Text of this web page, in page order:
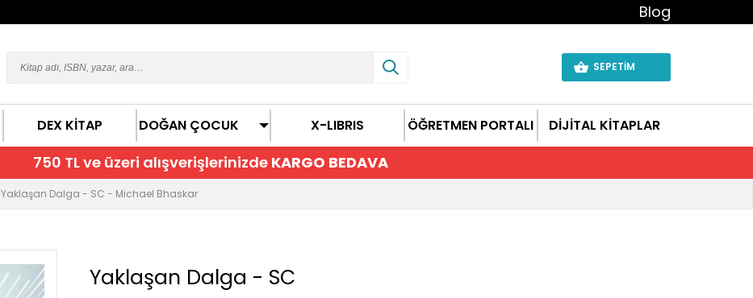
Blog
SEPETİM
DEX KİTAP DOĞAN ÇOCUK X-LIBRIS ÖĞRETMEN PORTALI DİJİTAL KİTAPLAR
750 TL ve üzeri alışverişlerinizde KARGO BEDAVA
Yaklaşan Dalga - SC - Michael Bhaskar
Yaklaşan Dalga - SC